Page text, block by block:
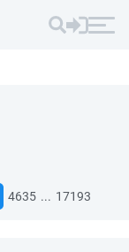
4635 ... 17193